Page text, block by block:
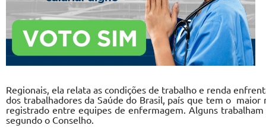
Regionais, ela relata as condições de trabalho e renda
dos trabalhadores da Saúde do Brasil, país que tem o
registrado entre equipes de enfermagem. Alguns
segundo o Conselho.